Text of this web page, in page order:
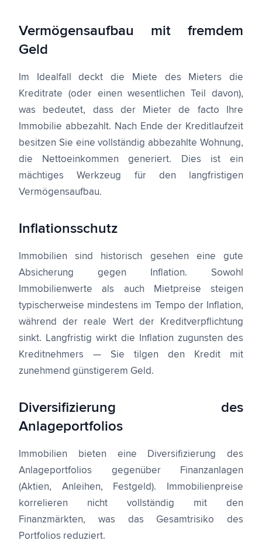
Vermögensaufbau mit fremdem
Geld
Im Idealfall deckt die Miete des Mieters die
Kreditrate (oder einen wesentlichen Teil davon),
was bedeutet, dass der Mieter de facto Ihre
Immobilie abbezahlt. Nach Ende der Kreditlaufzeit
besitzen Sie eine vollständig abbezahlte Wohnung,
die Nettoeinkommen generiert. Dies ist ein
mächtiges Werkzeug für den langfristigen
Vermögensaufbau.
Inflationsschutz
Immobilien sind historisch gesehen eine gute
Absicherung gegen Inflation. Sowohl
Immobilienwerte als auch Mietpreise steigen
typischerweise mindestens im Tempo der Inflation,
während der reale Wert der Kreditverpflichtung
sinkt. Langfristig wirkt die Inflation zugunsten des
Kreditnehmers — Sie tilgen den Kredit mit
zunehmend günstigerem Geld.
Diversifizierung des
Anlageportfolios
Immobilien bieten eine Diversifizierung des
Anlageportfolios gegenüber Finanzanlagen
(Aktien, Anleihen, Festgeld). Immobilienpreise
korrelieren nicht vollständig mit den
Finanzmärkten, was das Gesamtrisiko des
Portfolios reduziert.